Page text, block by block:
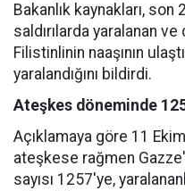
Bakanlık kaynakları,
saldırılarda yaralanan
Filistinlinin naaşının
yaralandığını bildirdi.
Ateşkes döneminde
Açıklamaya göre 11
ateşkese rağmen
sayısı 1257'ye,